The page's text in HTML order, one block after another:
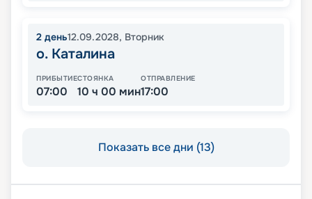
2 день12.09.2028, Вторник
о. Каталина
ПРИБЫТИЕ
07:00
СТОЯНКА
10 ч 00 мин
ОТПРАВЛЕНИЕ
17:00
Показать все дни (13)